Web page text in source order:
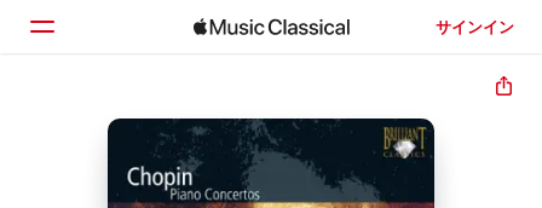
サインイン
ホーム
見つける